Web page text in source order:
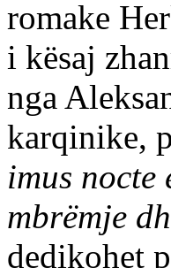
romake
i kësaj
nga
karqinike,
imus
mbrëmje
dedikohet